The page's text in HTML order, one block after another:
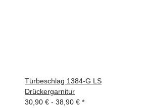
Türbeschlag 1384-G LS
Drückergarnitur
30,90 € - 38,90 € *